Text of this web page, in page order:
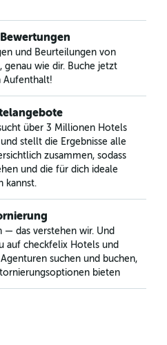
und Beurteilungen von
genau wie dir. Buche jetzt
Aufenthalt!
über 3 Millionen Hotels
stellt die Ergebnisse alle
zusammen, sodass
und die für dich ideale
kannst.
— das verstehen wir. Und
auf checkfelix Hotels und
suchen und buchen,
bieten